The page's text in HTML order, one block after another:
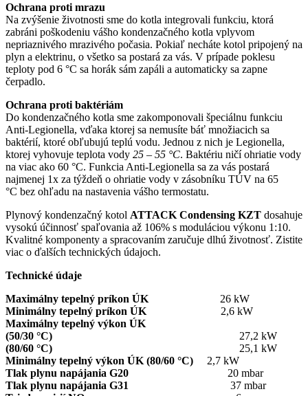
Ochrana proti mrazu
Na zvýšenie životnosti sme do kotla integrovali funkciu, ktorá
zabráni poškodeniu vášho kondenzačného kotla vplyvom
nepriaznivého mrazivého počasia. Pokiaľ necháte kotol pripojený na
plyn a elektrinu, o všetko sa postará za vás. V prípade poklesu
teploty pod 6 °C sa horák sám zapáli a automaticky sa zapne
čerpadlo.
Ochrana proti baktériám
Do kondenzačného kotla sme zakomponovali špeciálnu funkciu
Anti-Legionella, vďaka ktorej sa nemusíte báť množiacich sa
baktérií, ktoré obľubujú teplú vodu. Jednou z nich je Legionella,
ktorej vyhovuje teplota vody 25 – 55 °C. Baktériu ničí ohriatie vody
na viac ako 60 °C. Funkcia Anti-Legionella sa za vás postará
najmenej 1x za týždeň o ohriatie vody v zásobníku TÚV na 65
°C bez ohľadu na nastavenia vášho termostatu.
Plynový kondenzačný kotol ATTACK Condensing KZT dosahuje
vysokú účinnosť spaľovania až 106% s moduláciou výkonu 1:10.
Kvalitné komponenty a spracovaním zaručuje dlhú životnosť. Zistite
viac o ďalších technických údajoch.
Technické údaje
Maximálny tepelný príkon ÚK
26 kW
Minimálny tepelný príkon ÚK 2,6 kW
Maximálny tepelný výkon ÚK
(50/30 °C) 27,2 kW
(80/60 °C) 25,1 kW
Minimálny tepelný výkon ÚK (80/60 °C) 2,7 kW
Tlak plynu napájania G20 20 mbar
Tlak plynu napájania G31
37 mbar